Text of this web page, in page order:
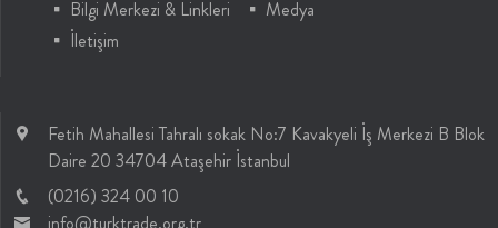
Bilgi Merkezi & Linkleri
Medya
İletişim
Fetih Mahallesi Tahralı sokak No:7 Kavakyeli İş Merkezi B Blok
Daire 20 34704 Ataşehir İstanbul
(0216) 324 00 10